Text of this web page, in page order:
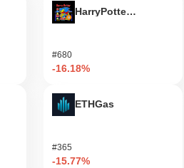
#680
-16.18%
ETHGas
#365
-15.77%